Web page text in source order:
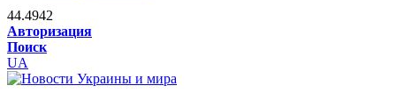
44.4942
Авторизация
Поиск
UA